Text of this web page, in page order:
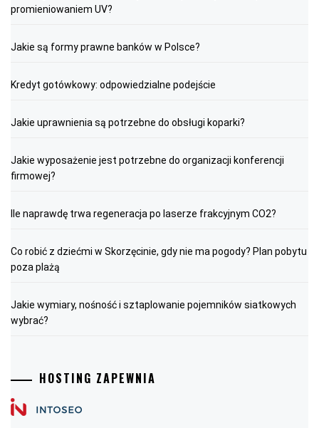
promieniowaniem UV?
Jakie są formy prawne banków w Polsce?
Kredyt gotówkowy: odpowiedzialne podejście
Jakie uprawnienia są potrzebne do obsługi koparki?
Jakie wyposażenie jest potrzebne do organizacji konferencji
firmowej?
Ile naprawdę trwa regeneracja po laserze frakcyjnym CO2?
Co robić z dziećmi w Skorzęcinie, gdy nie ma pogody? Plan pobytu
poza plażą
Jakie wymiary, nośność i sztaplowanie pojemników siatkowych
wybrać?
HOSTING ZAPEWNIA